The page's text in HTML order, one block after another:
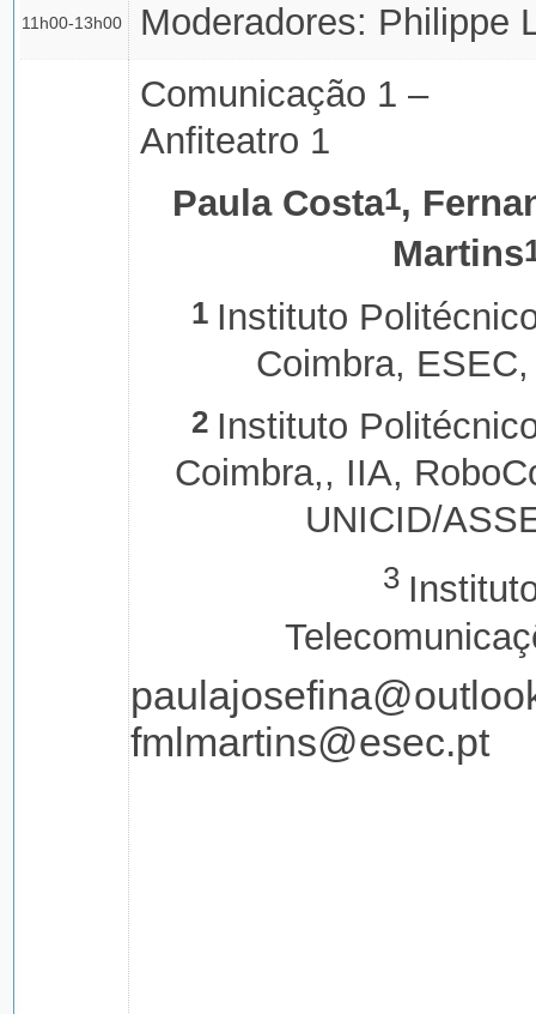
11h00-13h00
Moderadores: Philippe
Comunicação 1 –
Anfiteatro 1
Paula Costa1,
Martins
1 Instituto
Coimbra,
2 Instituto
Coimbra,, IIA,
UNICID/
3
fmlmartins@esec.pt